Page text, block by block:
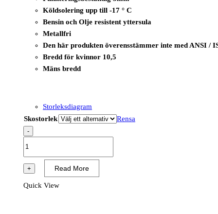
Köldsolering upp till -17 ° C
Bensin och Olje resistent yttersula
Metallfri
Den här produkten överensstämmer inte med ANSI /
Bredd för kvinnor 10,5
Mäns bredd
Storleksdiagram
Skostorlek
Rensa
-
i-
Omega
Top
+ Read More
Quick View